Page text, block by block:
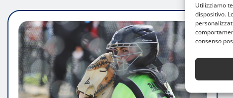
Utilizziamo
dispositivo.
consenso